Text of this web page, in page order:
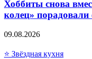
Хоббиты снова
колец» порадовали
09.08.2026
⭐ Звёздная кухня